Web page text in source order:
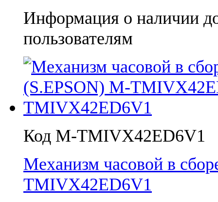
Информация о наличии
пользователям
Код M-TMIVX42ED6V1
Механизм часовой в
TMIVX42ED6V1